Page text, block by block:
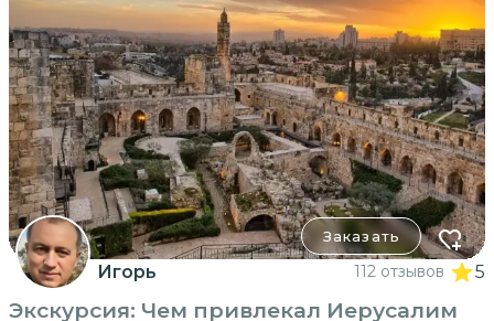
Заказать
Игорь 112 отзывов 5
Экскурсия: Чем привлекал Иерусалим